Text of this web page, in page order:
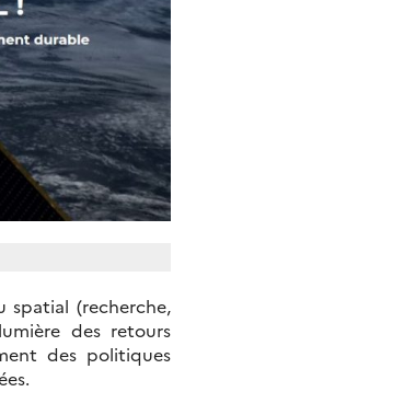
spatial (recherche,
des retours
des politiques